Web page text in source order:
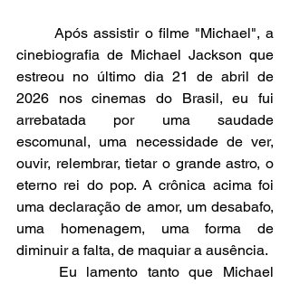
	Após assistir o filme "Michael", a
cinebiografia de Michael Jackson que
estreou no último dia 21 de abril de
2026 nos cinemas do Brasil, eu fui
arrebatada por uma saudade
escomunal, uma necessidade de ver,
ouvir, relembrar, tietar o grande astro, o
eterno rei do pop. A crônica acima foi
uma declaração de amor, um desabafo,
uma homenagem, uma forma de
diminuir a falta, de maquiar a ausência.